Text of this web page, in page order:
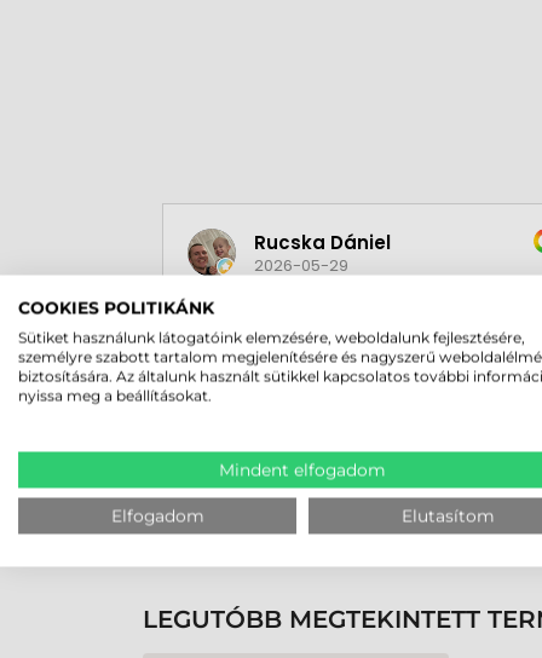
Rucska Dániel
2026-05-29
Olvass tovább
LEGUTÓBB MEGTEKINTETT
COOKIES POLITIKÁNK
Sütiket használunk látogatóink elemzésére, weboldalunk fejlesztésére,
személyre szabott tartalom megjelenítésére és nagyszerű
biztosítására. Az általunk használt sütikkel kapcsolatos további
nyissa meg a beállításokat.
Mindent elfogadom
Elfogadom Elutasítom